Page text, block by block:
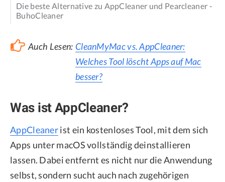
Die beste Alternative zu AppCleaner und Pearcleaner -
BuhoCleaner
Auch Lesen: CleanMyMac vs. AppCleaner:
Welches Tool löscht Apps auf Mac
besser?
Was ist AppCleaner?
AppCleanerist ein kostenloses Tool, mit dem sich
Apps unter macOS vollständig deinstallieren
lassen. Dabei entfernt es nicht nur die Anwendung
selbst, sondern sucht auch nach zugehörigen